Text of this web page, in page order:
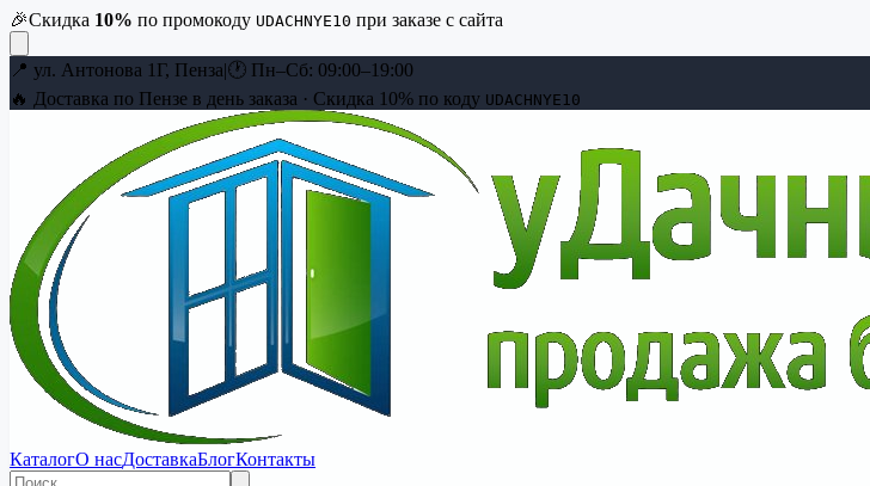
🎉Скидка 10% по промокоду UDACHNYE10 при заказе с сайта
📍 ул. Антонова 1Г, Пенза|🕐 Пн–Сб: 09:00–19:00
🔥 Доставка по Пензе в день заказа · Скидка 10% по коду UDACHNYE10
КаталогО насДоставкаБлогКонтакты